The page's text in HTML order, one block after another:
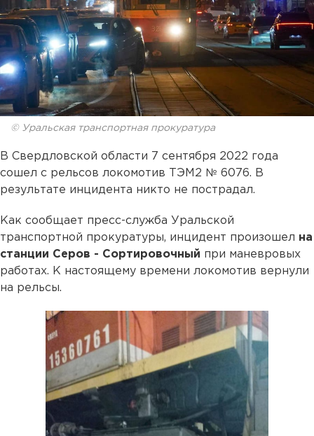
© Уральская транспортная прокуратура
В Свердловской области 7 сентября 2022 года
сошел с рельсов локомотив ТЭМ2 № 6076. В
результате инцидента никто не пострадал.
Как сообщает пресс-служба Уральской
транспортной прокуратуры, инцидент произошел на
станции Серов - Сортировочный при маневровых
работах. К настоящему времени локомотив вернули
на рельсы.